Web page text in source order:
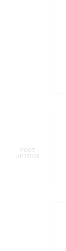
POST
AUTHOR